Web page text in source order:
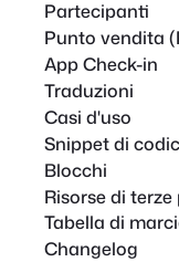
Partecipanti
Punto vendita
App Check-in
Traduzioni
Casi d'uso
Snippet di
Blocchi
Risorse di terze
Tabella di
Changelog